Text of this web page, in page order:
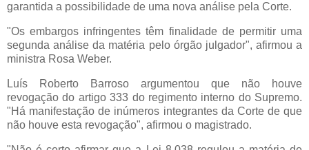
garantida a possibilidade de uma nova análise pela Corte.
"Os embargos infringentes têm finalidade de permitir uma
segunda análise da matéria pelo órgão julgador", afirmou a
ministra Rosa Weber.
Luís Roberto Barroso argumentou que não houve
revogação do artigo 333 do regimento interno do Supremo.
"Há manifestação de inúmeros integrantes da Corte de que
não houve esta revogação", afirmou o magistrado.